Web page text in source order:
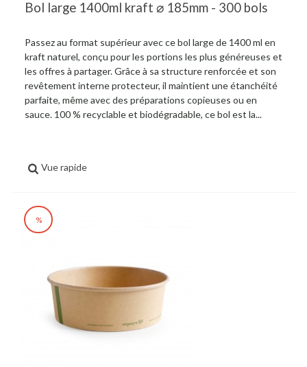
Bol large 1400ml kraft ⌀ 185mm - 300 bols
Passez au format supérieur avec ce bol large de 1400 ml en
kraft naturel, conçu pour les portions les plus généreuses et
les offres à partager. Grâce à sa structure renforcée et son
revêtement interne protecteur, il maintient une étanchéité
parfaite, même avec des préparations copieuses ou en
sauce. 100 % recyclable et biodégradable, ce bol est la...
Vue rapide
%